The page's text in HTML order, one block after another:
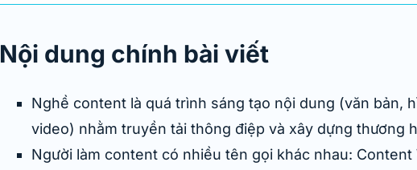
Nội dung chính bài viết
Nghề content là quá trình sáng tạo nội dung (văn bản,
video) nhằm truyền tải thông điệp và xây dựng thương
Người làm content có nhiều tên gọi khác nhau: Content